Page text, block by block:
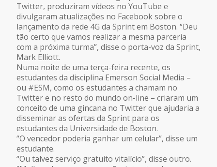
Twitter, produziram vídeos no YouTube e
divulgaram atualizações no Facebook sobre o
lançamento da rede 4G da Sprint em Boston. “Deu
tão certo que vamos realizar a mesma parceria
com a próxima turma”, disse o porta-voz da Sprint,
Mark Elliott.
Numa noite de uma terça-feira recente, os
estudantes da disciplina Emerson Social Media –
ou #ESM, como os estudantes a chamam no
Twitter e no resto do mundo on-line – criaram um
conceito de uma gincana no Twitter que ajudaria a
disseminar as ofertas da Sprint para os
estudantes da Universidade de Boston.
“O vencedor poderia ganhar um celular”, disse um
estudante.
“Ou talvez serviço gratuito vitalício”, disse outro.